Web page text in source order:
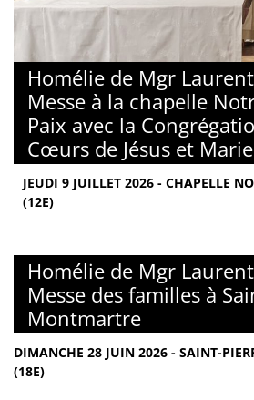
Homélie de Mgr
Messe à la chapelle
Paix avec la
Cœurs de Jésus et Marie
JEUDI 9 JUILLET 2026 - CHAPELLE
(12E)
Homélie de Mgr
Messe des familles à
Montmartre
DIMANCHE 28 JUIN 2026 - SAINT-
(18E)